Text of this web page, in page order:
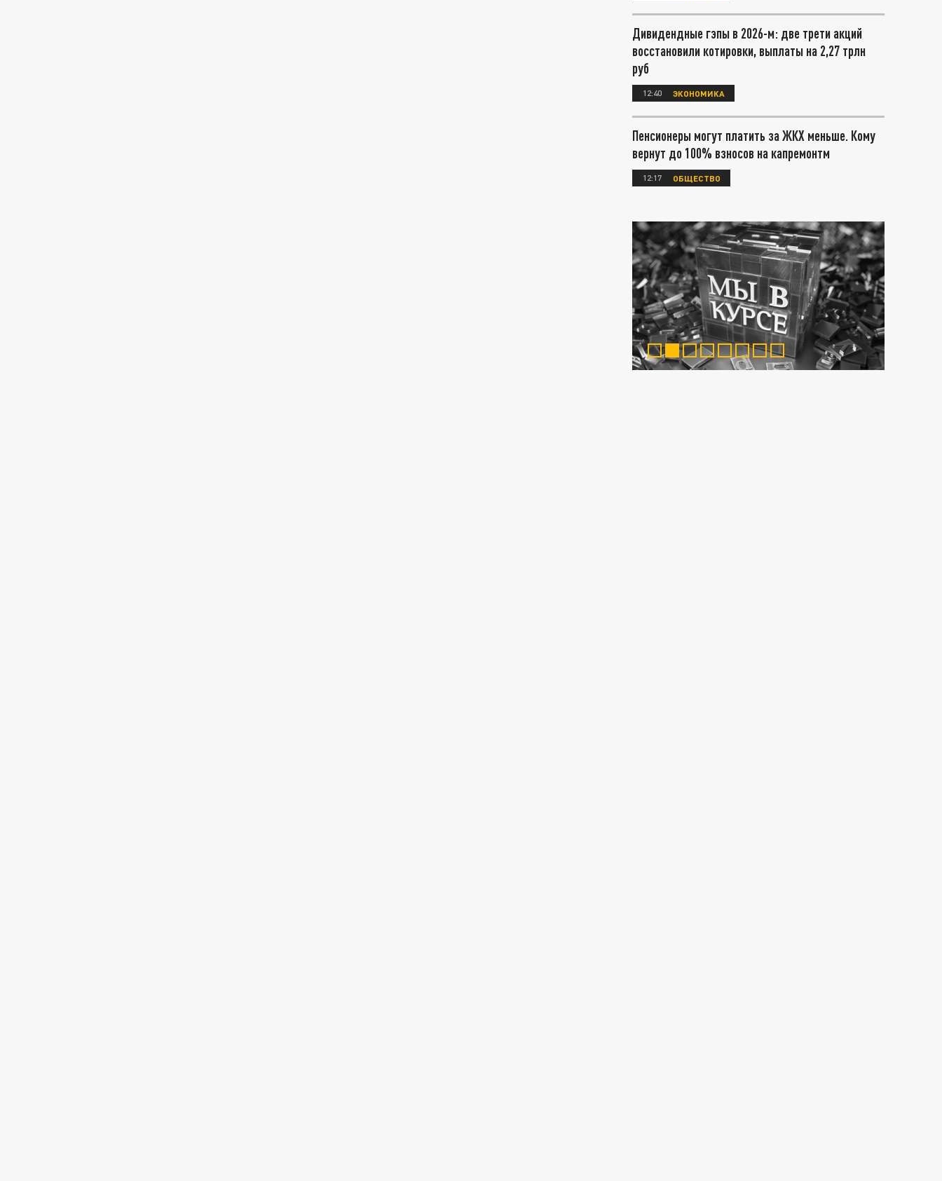
Дивидендные гэпы в 2026-м: две трети акций
восстановили котировки, выплаты на 2,27 трлн
руб
12:40 ЭКОНОМИКА
Пенсионеры могут платить за ЖКХ меньше. Кому
вернут до 100% взносов на капремонтм
12:17 ОБЩЕСТВО